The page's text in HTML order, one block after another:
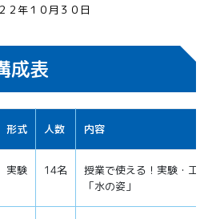
２年１０月３０日
成表
形式 人数 内容
実験 14名
授業で使える！実験・
「水の姿」